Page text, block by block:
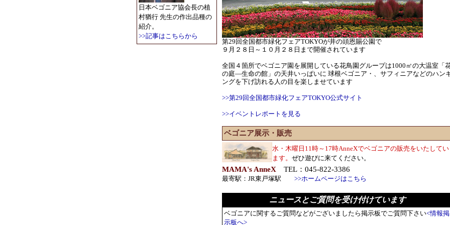
第29回全国都市緑化フェアTOKYOが井の頭恩賜公園で
９月２８日～１０月２８日まで開催されています
全国４箇所でベゴニア園を展開している花鳥園グループは1000㎡の大温室「
の庭―生命の館」の天井いっぱいに 球根ベゴニア・、サフィニアなどのハン
ングを下げ訪れる人の目を楽しませています
>>第29回全国都市緑化フェアTOKYO公式サイト
>>イベントレポートを見る
ベゴニア展示・販売
水・木曜日11時～17時AnneXでベゴニアの販売をいたしてい
ます。 ぜひ遊びに来てください。
MAMA's AnneX TEL：045-822-3386
最寄駅：JR東戸塚駅 >>ホームページはこちら
ニュースとご質問を受け付けています
ベゴニアに関するご質問などがございましたら掲示板でご質問下さい<情報掲
示板へ>
日本ベゴニア協会長の植
村猶行 先生の作出品種の
紹介。
>>記事はこちらから